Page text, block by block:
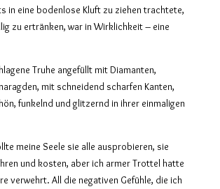
in eine bodenlose Kluft zu ziehen trachtete,
zu ertränken, war in Wirklichkeit – eine
Truhe angefüllt mit Diamanten,
mit schneidend scharfen Kanten,
funkelnd und glitzernd in ihrer einmaligen
meine Seele sie alle ausprobieren, sie
und kosten, aber ich armer Trottel hatte
verwehrt. All die negativen Gefühle, die ich